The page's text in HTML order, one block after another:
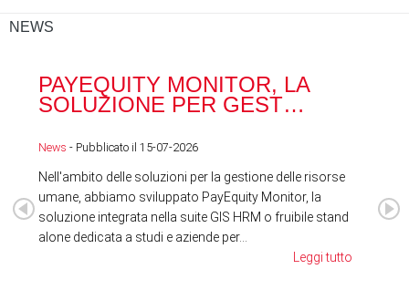
NEWS
PAYEQUITY MONITOR, LA
SOLUZIONE PER GEST…
News - Pubblicato il 15-07-2026
Nell'ambito delle soluzioni per la gestione delle risorse
umane, abbiamo sviluppato PayEquity Monitor, la
soluzione integrata nella suite GIS HRM o fruibile stand
alone dedicata a studi e aziende per...
Leggi tutto